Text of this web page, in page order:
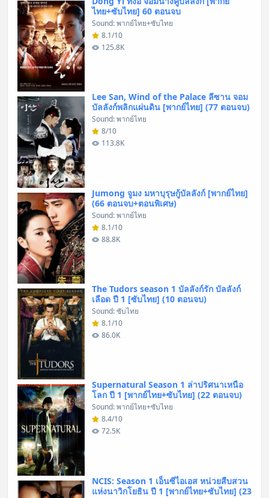
ไทย+ซับไทย] 60 ตอนจบ
Sound: พากย์ไทย+ซับไทย
8.1/10
125.8K
Lee San, Wind of the Palace ลีซาน จอม
บัลลังก์พลิกแผ่นดิน [พากย์ไทย] (77 ตอนจบ)
Sound: พากย์ไทย
8/10
113.8K
Jumong จูมง มหาบุรุษกู้บัลลังก์ [พากย์ไทย]
(66 ตอนจบ+ตอนพิเศษ)
Sound: พากย์ไทย
8.1/10
88.8K
The Tudors season 1 บัลลังก์รัก บัลลังก์
เลือด ปี 1 [ซับไทย] (10 ตอนจบ)
Sound: ซับไทย
8.1/10
86.0K
Supernatural Season 1 ล่าปริศนาเหนือ
โลก ปี 1 [พากย์ไทย+ซับไทย] (22 ตอนจบ)
Sound: พากย์ไทย+ซับไทย
8.4/10
72.5K
NCIS: Season 1 เอ็นซีไอเอส หน่วยสืบสวน
แห่งนาวิกโยธิน ปี 1 [พากย์ไทย+ซับไทย] (23